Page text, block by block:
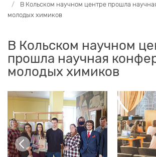
В Кольском научном центре прошла
молодых химиков
В Кольском научном
прошла научная
молодых химиков